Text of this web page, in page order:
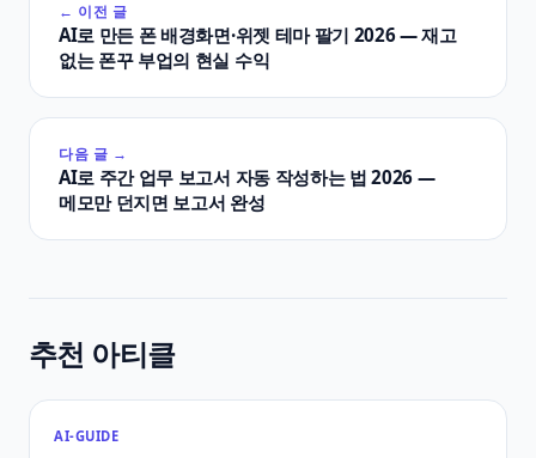
← 이전 글
AI로 만든 폰 배경화면·위젯 테마 팔기 2026 — 재고
없는 폰꾸 부업의 현실 수익
다음 글 →
AI로 주간 업무 보고서 자동 작성하는 법 2026 —
메모만 던지면 보고서 완성
추천 아티클
AI-GUIDE